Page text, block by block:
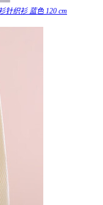
针织衫 蓝色 120 cm